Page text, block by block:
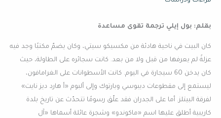
بقلم: بول إيلي ترجمة تقوى مساعدة
كان البيت في ناحية هادئة من مكسيكو سيتي، وكان يضمّ مكتبًا وجد فيه
عزلةً لم يعرفها من قبل ولا من بعد. كانت سجائره على الطاولة، حيث
كان يدخن 60 سيجارة في اليوم. كانت الأسطوانات على الغرامافون،
ليستمع إلى مقطوعات ديبوسي وبارتوك وإلى ألبوم «أ هارد ديز نايت»
لفرقة البيتلز. أما على الجدران فقد علّق رسومًا تتحدّث عن تاريخ بلدة
كاريبية أطلق عليها اسم «ماكوندو» وشجرة عائلة أسماها «آل